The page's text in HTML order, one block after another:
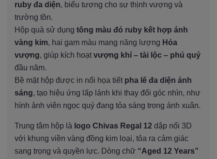
ruby đa diện, biểu tượng cho sự thịnh vượng và
trường tồn.
Hộp quà sử dụng tông màu đỏ ruby kết hợp ánh
vàng kim, hai gam màu mang năng lượng Hỏa
vượng, giúp kích hoạtvượng khí – tài lộc – phú quý
đầu năm.
Bề mặt hộp được in nổi họa tiết pha lê đa diện ánh
sáng, tạo hiệu ứng lấp lánh khi thay đổi góc nhìn, như
hình ảnh viên ngọc quý đang tỏa sáng trong ánh xuân.
Trung tâm hộp là logo Chivas Regal 12 dập nổi 3D
với khung viền vàng đồng kim loại, tỏa ra cảm giác
sang trọng và quyền lực. Dòng chữ “Aged 12 Years”